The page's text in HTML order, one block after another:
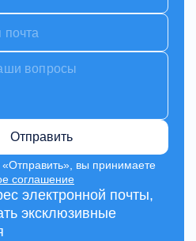
Отправить
вы принимаете
соглашение
электронной почты,
эксклюзивные